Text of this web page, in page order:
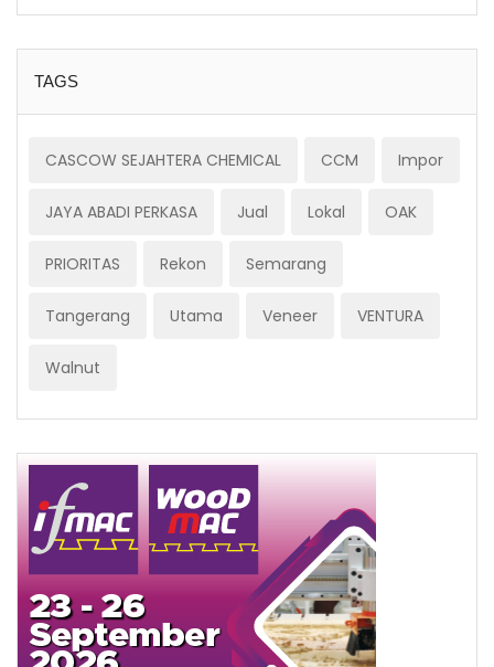
TAGS
CASCOW SEJAHTERA CHEMICAL CCM Impor
JAYA ABADI PERKASA Jual Lokal OAK
PRIORITAS Rekon Semarang
Tangerang Utama Veneer VENTURA
Walnut